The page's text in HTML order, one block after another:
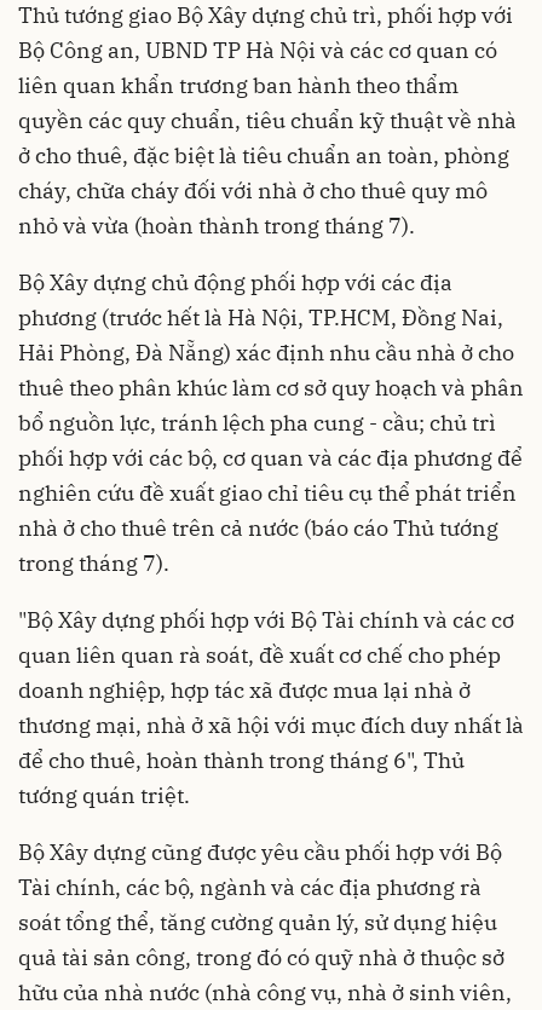
Thủ tướng giao Bộ Xây dựng chủ trì, phối hợp với
Bộ Công an, UBND TP Hà Nội và các cơ quan có
liên quan khẩn trương ban hành theo thẩm
quyền các quy chuẩn, tiêu chuẩn kỹ thuật về nhà
ở cho thuê, đặc biệt là tiêu chuẩn an toàn, phòng
cháy, chữa cháy đối với nhà ở cho thuê quy mô
nhỏ và vừa (hoàn thành trong tháng 7).
Bộ Xây dựng chủ động phối hợp với các địa
phương (trước hết là Hà Nội, TP.HCM, Đồng Nai,
Hải Phòng, Đà Nẵng) xác định nhu cầu nhà ở cho
thuê theo phân khúc làm cơ sở quy hoạch và phân
bổ nguồn lực, tránh lệch pha cung - cầu; chủ trì
phối hợp với các bộ, cơ quan và các địa phương để
nghiên cứu đề xuất giao chỉ tiêu cụ thể phát triển
nhà ở cho thuê trên cả nước (báo cáo Thủ tướng
trong tháng 7).
"Bộ Xây dựng phối hợp với Bộ Tài chính và các cơ
quan liên quan rà soát, đề xuất cơ chế cho phép
doanh nghiệp, hợp tác xã được mua lại nhà ở
thương mại, nhà ở xã hội với mục đích duy nhất là
để cho thuê, hoàn thành trong tháng 6", Thủ
tướng quán triệt.
Bộ Xây dựng cũng được yêu cầu phối hợp với Bộ
Tài chính, các bộ, ngành và các địa phương rà
soát tổng thể, tăng cường quản lý, sử dụng hiệu
quả tài sản công, trong đó có quỹ nhà ở thuộc sở
hữu của nhà nước (nhà công vụ, nhà ở sinh viên,